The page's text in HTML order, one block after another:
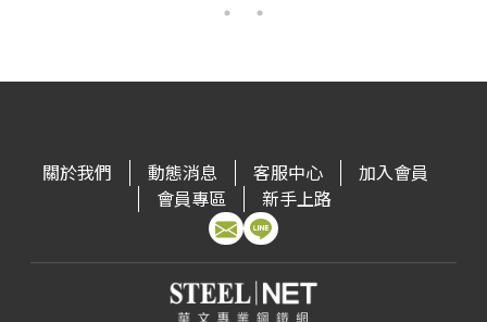
關於我們 動態消息 客服中心
加入會員
會員專區
新手上路